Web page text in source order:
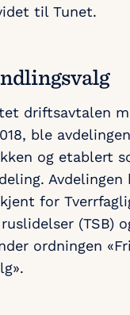
til Tunet.
driftsavtalen
ble
og etablert
Avdelingen
for
(TSB)
ordningen